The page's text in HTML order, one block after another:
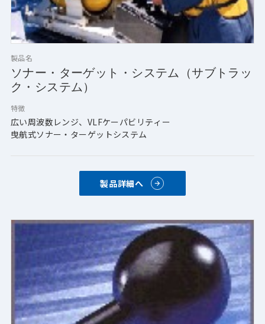
製品名
ソナー・ターゲット・システム（サブトラッ
ク・システム）
特徴
広い周波数レンジ、VLFケーパビリティー
曳航式ソナー・ターゲットシステム
製品詳細へ